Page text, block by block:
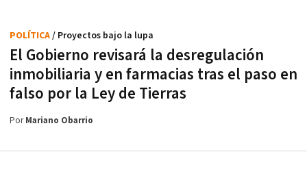
El Gobierno revisará la desregulación
inmobiliaria y en farmacias tras el paso en
falso por la Ley de Tierras
POLÍTICA/ Proyectos bajo la lupa
PorMariano Obarrio